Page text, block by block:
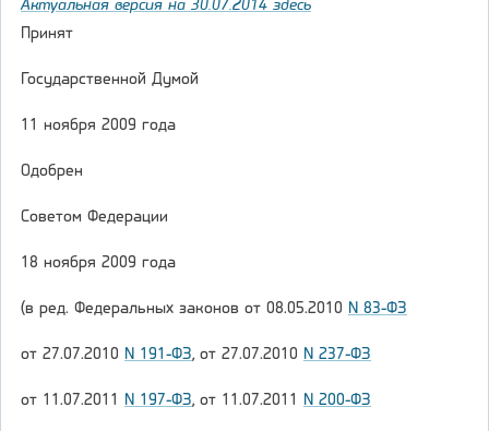
Актуальная версия на 30.07.2014 здесь
Принят
Государственной Думой
11 ноября 2009 года
Одобрен
Советом Федерации
18 ноября 2009 года
(в ред. Федеральных законов от 08.05.2010 N 83-ФЗ
от 27.07.2010 N 191-ФЗ, от 27.07.2010 N 237-ФЗ
от 11.07.2011 N 197-ФЗ, от 11.07.2011 N 200-ФЗ